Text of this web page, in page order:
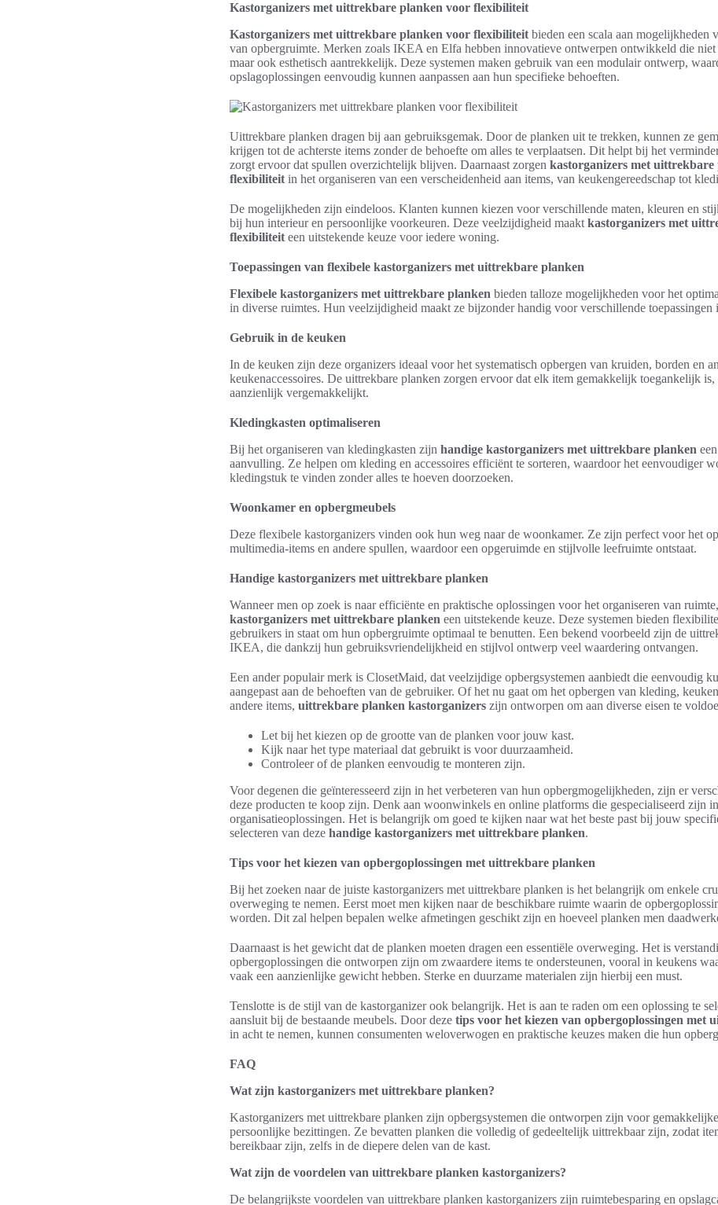
Kastorganizers met uittrekbare planken voor flexibiliteit
Kastorganizers met uittrekbare planken voor flexibiliteit bieden een scala aan mogelijkheden
van opbergruimte. Merken zoals IKEA en Elfa hebben innovatieve ontwerpen ontwikkeld die
maar ook esthetisch aantrekkelijk. Deze systemen maken gebruik van een modulair ontwerp,
opslagoplossingen eenvoudig kunnen aanpassen aan hun specifieke behoeften.
Uittrekbare planken dragen bij aan gebruiksgemak. Door de planken uit te trekken, kunnen ze
krijgen tot de achterste items zonder de behoefte om alles te verplaatsen. Dit helpt bij het
zorgt ervoor dat spullen overzichtelijk blijven. Daarnaast zorgen kastorganizers met
flexibiliteit in het organiseren van een verscheidenheid aan items, van keukengereedschap tot
De mogelijkheden zijn eindeloos. Klanten kunnen kiezen voor verschillende maten, kleuren en
bij hun interieur en persoonlijke voorkeuren. Deze veelzijdigheid maakt kastorganizers met
flexibiliteit een uitstekende keuze voor iedere woning.
Toepassingen van flexibele kastorganizers met uittrekbare planken
Flexibele kastorganizers met uittrekbare planken bieden talloze mogelijkheden voor het
in diverse ruimtes. Hun veelzijdigheid maakt ze bijzonder handig voor verschillende toepassingen
Gebruik in de keuken
In de keuken zijn deze organizers ideaal voor het systematisch opbergen van kruiden, borden en
keukenaccessoires. De uittrekbare planken zorgen ervoor dat elk item gemakkelijk toegankelijk
aanzienlijk vergemakkelijkt.
Kledingkasten optimaliseren
Bij het organiseren van kledingkasten zijn handige kastorganizers met uittrekbare planken
aanvulling. Ze helpen om kleding en accessoires efficiënt te sorteren, waardoor het eenvoudiger
kledingstuk te vinden zonder alles te hoeven doorzoeken.
Woonkamer en opbergmeubels
Deze flexibele kastorganizers vinden ook hun weg naar de woonkamer. Ze zijn perfect voor het
multimedia-items en andere spullen, waardoor een opgeruimde en stijlvolle leefruimte ontstaat.
Handige kastorganizers met uittrekbare planken
Wanneer men op zoek is naar efficiënte en praktische oplossingen voor het organiseren van
kastorganizers met uittrekbare planken een uitstekende keuze. Deze systemen bieden
gebruikers in staat om hun opbergruimte optimaal te benutten. Een bekend voorbeeld zijn de
IKEA, die dankzij hun gebruiksvriendelijkheid en stijlvol ontwerp veel waardering ontvangen.
Een ander populair merk is ClosetMaid, dat veelzijdige opbergsystemen aanbiedt die eenvoudig
aangepast aan de behoeften van de gebruiker. Of het nu gaat om het opbergen van kleding,
andere items, uittrekbare planken kastorganizers zijn ontworpen om aan diverse eisen te
Let bij het kiezen op de grootte van de planken voor jouw kast.
Kijk naar het type materiaal dat gebruikt is voor duurzaamheid.
Controleer of de planken eenvoudig te monteren zijn.
Voor degenen die geïnteresseerd zijn in het verbeteren van hun opbergmogelijkheden, zijn er
deze producten te koop zijn. Denk aan woonwinkels en online platforms die gespecialiseerd zijn in
organisatieoplossingen. Het is belangrijk om goed te kijken naar wat het beste past bij jouw
selecteren van deze handige kastorganizers met uittrekbare planken.
Tips voor het kiezen van opbergoplossingen met uittrekbare planken
Bij het zoeken naar de juiste kastorganizers met uittrekbare planken is het belangrijk om enkele
overweging te nemen. Eerst moet men kijken naar de beschikbare ruimte waarin de
worden. Dit zal helpen bepalen welke afmetingen geschikt zijn en hoeveel planken men
Daarnaast is het gewicht dat de planken moeten dragen een essentiële overweging. Het is
opbergoplossingen die ontworpen zijn om zwaardere items te ondersteunen, vooral in keukens
vaak een aanzienlijke gewicht hebben. Sterke en duurzame materialen zijn hierbij een must.
Tenslotte is de stijl van de kastorganizer ook belangrijk. Het is aan te raden om een oplossing te
aansluit bij de bestaande meubels. Door deze tips voor het kiezen van opbergoplossingen met
in acht te nemen, kunnen consumenten weloverwogen en praktische keuzes maken die hun
FAQ
Wat zijn kastorganizers met uittrekbare planken?
Kastorganizers met uittrekbare planken zijn opbergsystemen die ontworpen zijn voor
persoonlijke bezittingen. Ze bevatten planken die volledig of gedeeltelijk uittrekbaar zijn, zodat
bereikbaar zijn, zelfs in de diepere delen van de kast.
Wat zijn de voordelen van uittrekbare planken kastorganizers?
De belangrijkste voordelen van uittrekbare planken kastorganizers zijn ruimtebesparing en